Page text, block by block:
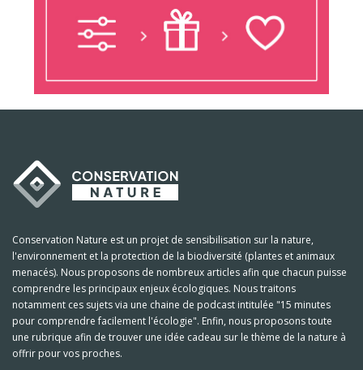
Conservation Nature est un projet de sensibilisation sur la nature,
l'environnement et la protection de la biodiversité (plantes et animaux
menacés). Nous proposons de nombreux articles afin que chacun puisse
comprendre les principaux enjeux écologiques. Nous traitons
notamment ces sujets via une chaine de podcast intitulée "15 minutes
pour comprendre facilement l'écologie". Enfin, nous proposons toute
une rubrique afin de trouver une idée cadeau sur le thème de la nature à
offrir pour vos proches.